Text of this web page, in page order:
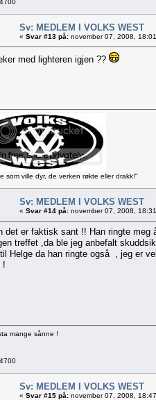
Sv: MEDLEM I VOLKS WEST
« Svar #13 på: november 07, 2008,
med lighteren igjen ??
som ville dyr, de verken røkte eller drakk!"
Sv: MEDLEM I VOLKS WEST
« Svar #14 på: november 07, 2008,
det er faktisk sant !! Han ringte
treffet ,da ble jeg anbefalt
Helge da han ringte også , jeg er
!
mange sånne !
Sv: MEDLEM I VOLKS WEST
« Svar #15 på: november 07, 2008,